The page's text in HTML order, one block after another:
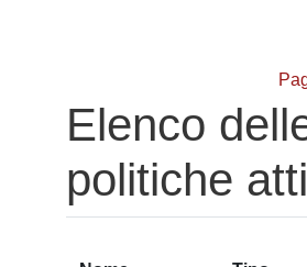
Elenco
politiche